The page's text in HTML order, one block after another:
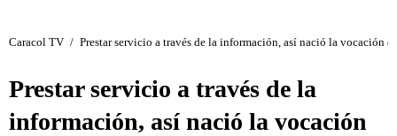
Caracol TV / Prestar servicio a través de la información, así nació la vocación
Prestar servicio a través de la
información, así nació la vocación